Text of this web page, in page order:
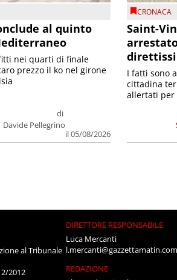
al quinto
di
Davide Pellegrino
il 05/08/2026
nei quarti di finale
prezzo il ko nel girone
CRONACA
Saint-
I fatti sono
cittadina
allertati per
al Tribunale
2012
DIRETTORE RESPONSABILE
Luca Mercanti
l.mercanti@gazzettamatin.com
REDAZIONE